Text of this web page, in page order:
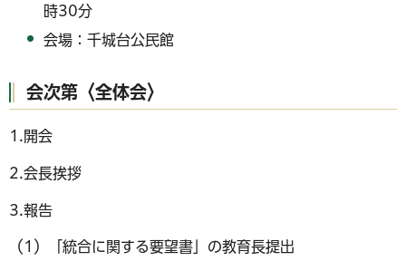
時30分
会場：千城台公民館
会次第〈全体会〉
1.開会
2.会長挨拶
3.報告
（1）「統合に関する要望書」の教育長提出